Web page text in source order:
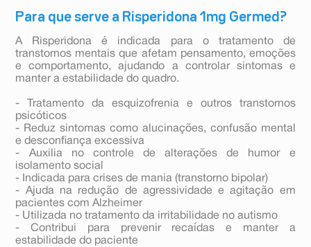
Para que serve a Risperidona 1mg Germed?
A Risperidona é indicada para o tratamento de
transtornos mentais que afetam pensamento, emoções
e comportamento, ajudando a controlar sintomas e
manter a estabilidade do quadro.
- Tratamento da esquizofrenia e outros transtornos
psicóticos
- Reduz sintomas como alucinações, confusão mental
e desconfiança excessiva
- Auxilia no controle de alterações de humor e
isolamento social
- Indicada para crises de mania (transtorno bipolar)
- Ajuda na redução de agressividade e agitação em
pacientes com Alzheimer
- Utilizada no tratamento da irritabilidade no autismo
- Contribui para prevenir recaídas e manter a
estabilidade do paciente